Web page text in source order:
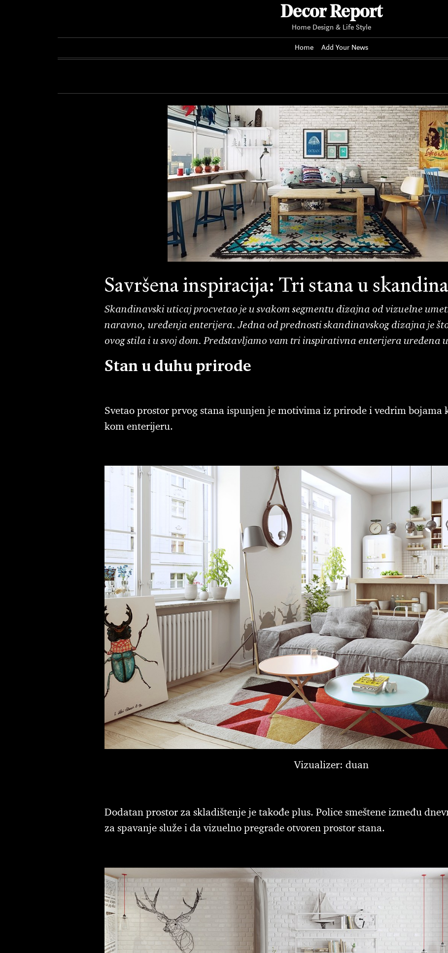
Decor Report
Home Design & Life Style
Home Add Your News
Savršena inspiracija: Tri stana u
Skandinavski uticaj procvetao je u svakom segmentu dizajna od vizuelne
naravno, uređenja enterijera. Jedna od prednosti skandinavskog dizajna je
ovog stila i u svoj dom. Predstavljamo vam tri inspirativna enterijera uređena
Stan u duhu prirode
Svetao prostor prvog stana ispunjen je motivima iz prirode i vedrim bojama
kom enterijeru.
Vizualizer: duan
Dodatan prostor za skladištenje je takođe plus. Police smeštene između
za spavanje služe i da vizuelno pregrade otvoren prostor stana.